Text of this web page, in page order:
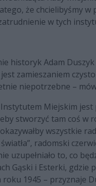
że chcielibyśmy
w tych
historyk Adam
zamieszaniem
niepotrzebne –
Miejskim jest
stworzyć tam coś
wszystkie
radomski
uzupełniało to, co
Gąski i Esterki,
1945 – przyznaje